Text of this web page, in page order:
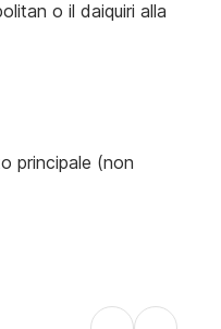
o il daiquiri alla
principale (non